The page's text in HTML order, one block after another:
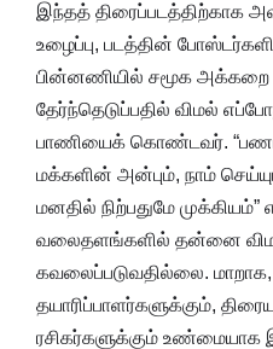
இந்தத் திரைப்படத்திற்காக
உழைப்பு, படத்தின்
பின்னணியில் சமூக
தேர்ந்தெடுப்பதில் விமல்
பாணியைக் கொண்டவர். “பணம்,
மக்களின் அன்பும், நாம்
மனதில் நிற்பதுமே
வலைதளங்களில் தன்னை
கவலைப்படுவதில்லை.
தயாரிப்பாளர்களுக்கும்,
ரசிகர்களுக்கும் உண்மையாக